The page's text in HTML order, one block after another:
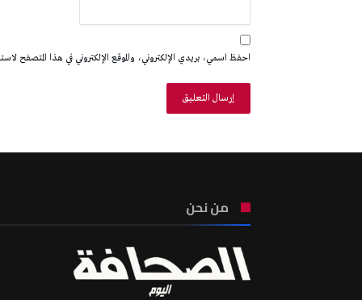
احفظ اسمي، بريدي الإلكتروني، والموقع الإلكتروني في هذا المتصفح
من نحن